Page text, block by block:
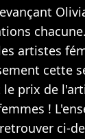
artistes
cette
prix de
!
ci-